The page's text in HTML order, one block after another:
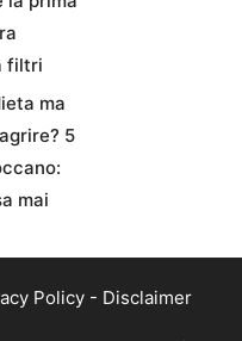
filtri
ma
5
mai
Policy - Disclaimer